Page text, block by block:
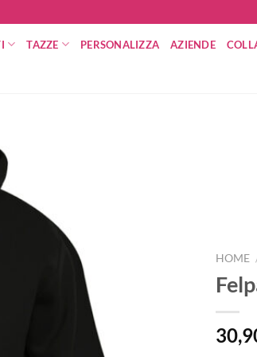
TAZZE PERSONALIZZA AZIENDE
HOME